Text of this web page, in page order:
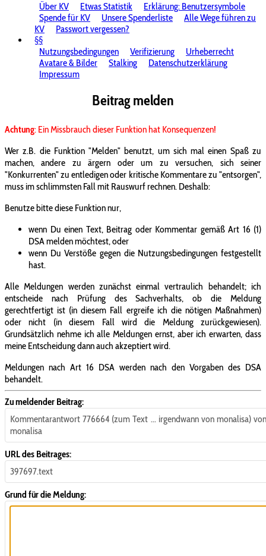
Über KV
Etwas Statistik
Erklärung: Benutzersymbole
Spende für KV
Unsere Spenderliste
Alle Wege führen zu
KV
Passwort vergessen?
§§
Nutzungsbedingungen
Verifizierung
Urheberrecht
Avatare & Bilder
Stalking
Datenschutzerklärung
Impressum
Beitrag melden
Achtung: Ein Missbrauch dieser Funktion hat Konsequenzen!
Wer z.B. die Funktion "Melden" benutzt, um sich mal einen Spaß zu
machen, andere zu ärgern oder um zu versuchen, sich seiner
"Konkurrenten" zu entledigen oder kritische Kommentare zu "entsorgen",
muss im schlimmsten Fall mit Rauswurf rechnen. Deshalb:
Benutze bitte diese Funktion nur,
wenn Du einen Text, Beitrag oder Kommentar gemäß Art 16 (1)
DSA melden möchtest, oder
wenn Du Verstöße gegen die Nutzungsbedingungen festgestellt
hast.
Alle Meldungen werden zunächst einmal vertraulich behandelt; ich
entscheide nach Prüfung des Sachverhalts, ob die Meldung
gerechtfertigt ist (in diesem Fall ergreife ich die nötigen Maßnahmen)
oder nicht (in diesem Fall wird die Meldung zurückgewiesen).
Grundsätzlich nehme ich alle Meldungen ernst, aber ich erwarten, dass
meine Entscheidung dann auch akzeptiert wird.
Meldungen nach Art 16 DSA werden nach den Vorgaben des DSA
behandelt.
Zu meldender Beitrag:
Kommentarantwort 776664 (zum Text ... irgendwann von monalisa) von
monalisa
URL des Beitrages:
397697.text
Grund für die Meldung: